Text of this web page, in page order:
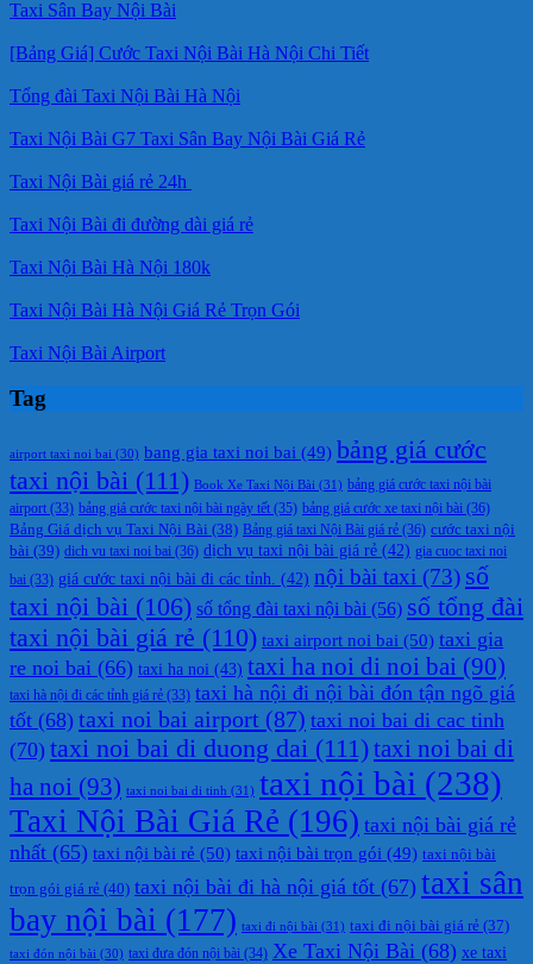
Taxi Sân Bay Nội Bài
[Bảng Giá] Cước Taxi Nội Bài Hà Nội Chi Tiết
Tổng đài Taxi Nội Bài Hà Nội
Taxi Nội Bài G7 Taxi Sân Bay Nội Bài Giá Rẻ
Taxi Nội Bài giá rẻ 24h
Taxi Nội Bài đi đường dài giá rẻ
Taxi Nội Bài Hà Nội 180k
Taxi Nội Bài Hà Nội Giá Rẻ Trọn Gói
Taxi Nội Bài Airport
Tag
airport taxi noi bai (30) bang gia taxi noi bai (49) bảng giá cước
taxi nội bài (111) Book Xe Taxi Nội Bài (31) bảng giá cước taxi nội bài
airport (33) bảng giá cước taxi nội bài ngày tết (35) bảng giá cước xe taxi nội bài (36)
Bảng Giá dịch vụ Taxi Nội Bài (38) Bảng giá taxi Nội Bài giá rẻ (36) cước taxi nội
bài (39) dich vu taxi noi bai (36) dịch vụ taxi nội bài giá rẻ (42) gia cuoc taxi noi
bai (33) giá cước taxi nội bài đi các tỉnh. (42) nội bài taxi (73) số
taxi nội bài (106) số tổng đài taxi nội bài (56) số tổng đài
taxi nội bài giá rẻ (110) taxi airport noi bai (50) taxi gia
re noi bai (66) taxi ha noi (43) taxi ha noi di noi bai (90)
taxi hà nội đi các tỉnh giá rẻ (33) taxi hà nội đi nội bài đón tận ngõ giá
tốt (68) taxi noi bai airport (87) taxi noi bai di cac tinh
(70) taxi noi bai di duong dai (111)taxi noi bai di
ha noi (93) taxi noi bai di tinh (31) taxi nội bài (238)
Taxi Nội Bài Giá Rẻ (196) taxi nội bài giá rẻ
nhất (65) taxi nội bài rẻ (50) taxi nội bài trọn gói (49) taxi nội bài
trọn gói giá rẻ (40) taxi nội bài đi hà nội giá tốt (67) taxi sân
bay nội bài (177) taxi đi nội bài (31) taxi đi nội bài giá rẻ (37)
taxi đón nội bài (30) taxi đưa đón nội bài (34) Xe Taxi Nội Bài (68) xe taxi